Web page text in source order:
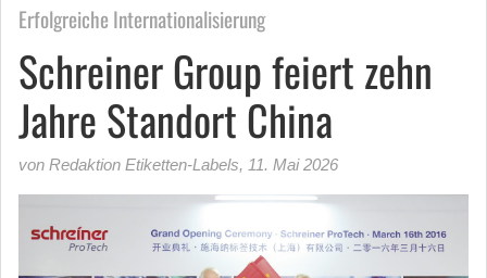
Erfolgreiche Internationalisierung
Schreiner Group feiert zehn
Jahre Standort China
von Redaktion Etiketten-Labels, 11. Mai 2026